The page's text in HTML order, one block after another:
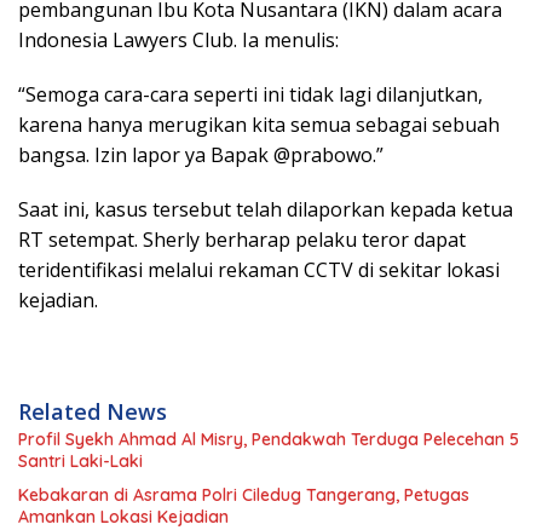
pembangunan Ibu Kota Nusantara (IKN) dalam acara
Indonesia Lawyers Club. Ia menulis:
“Semoga cara-cara seperti ini tidak lagi dilanjutkan,
karena hanya merugikan kita semua sebagai sebuah
bangsa. Izin lapor ya Bapak @prabowo.”
Saat ini, kasus tersebut telah dilaporkan kepada ketua
RT setempat. Sherly berharap pelaku teror dapat
teridentifikasi melalui rekaman CCTV di sekitar lokasi
kejadian.
Related News
Profil Syekh Ahmad Al Misry, Pendakwah Terduga Pelecehan 5
Santri Laki-Laki
Kebakaran di Asrama Polri Ciledug Tangerang, Petugas
Amankan Lokasi Kejadian